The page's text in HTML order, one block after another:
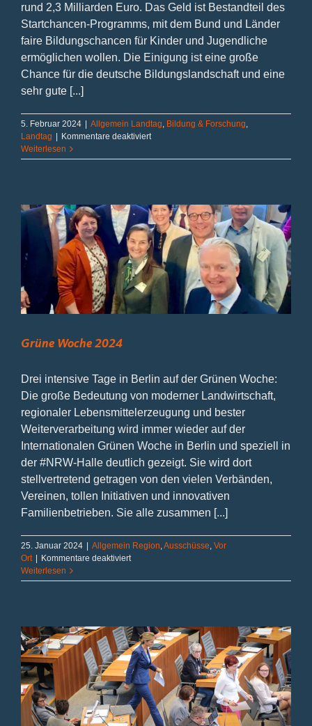
rund 2,3 Milliarden Euro. Das Geld ist Bestandteil des
Startchancen-Programms, mit dem Bund und Länder
faire Bildungschancen für Kinder und Jugendliche
ermöglichen wollen. Die Einigung ist eine große
Chance für die deutsche Bildungslandschaft und eine
sehr gute [...]
5. Februar 2024 | Allgemein Landtag Bildung & Forschung
Landtag | Kommentare deaktiviertfür
Programm
Euro
für
Schulen
in
NRW
Weiterlesen
Grüne Woche 2024
Drei intensive Tage in Berlin auf der Grünen Woche:
Die große Bedeutung von moderner Landwirtschaft,
regionaler Lebensmittelerzeugung und bester
Weiterverarbeitung wird immer wieder auf der
Internationalen Grünen Woche in Berlin und speziell in
der #NRW-Halle deutlich gezeigt. Sie wird dort
stellvertretend getragen von den vielen Verbänden,
Vereinen, tollen Initiativen und innovativen
Familienbetrieben. Sie alle zusammen [...]
25. Januar 2024 Allgemein Region,Ausschüsse, Vor
Ort
Kommentare deaktiviertfür
Woche
Weiterlesen